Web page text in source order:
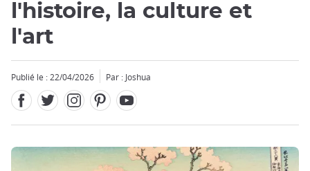
l'histoire, la culture et
l'art
Publié le : 22/04/2026 Par : Joshua